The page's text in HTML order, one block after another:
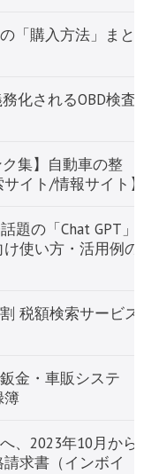
、2023年10月から
求書（インボイ
金・車販システ
簿
税額検索サービス​​​​​​
題の「Chat GPT」
使い方・活用例の
集】自動車の整
イト/情報サイト】
化されるOBD検査
「購入方法」まと